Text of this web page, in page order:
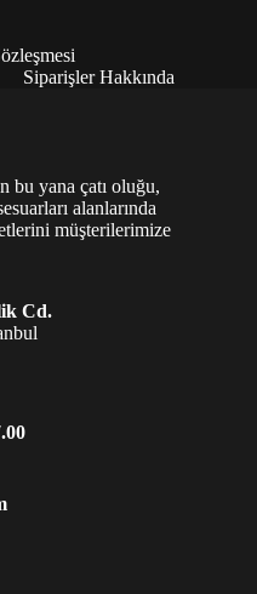
Siparişler Hakkında
bu yana çatı oluğu,
alanlarında
müşterilerimize
Cd.